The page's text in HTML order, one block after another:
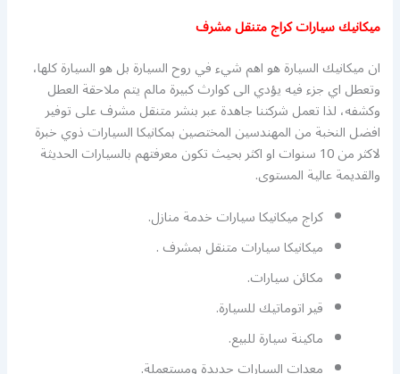
ميكانيك سيارات كراج متنقل مشرف
ان ميكانيك السيارة هو اهم شيء في روح السيارة بل هو السيارة كلها،
وتعطل اي جزء فيه يؤدي الى كوارث كبيرة مالم يتم ملاحقة العطل
وكشفه، لذا تعمل شركتنا جاهدة عبر بنشر متنقل مشرف على توفير
افضل النخبة من المهندسين المختصين بمكانيكا السيارات ذوي خبرة
لاكثر من 10 سنوات او اكثر بحيث تكون معرفتهم بالسيارات الحديثة
والقديمة عالية المستوى.
كراج ميكانيكا سيارات خدمة منازل.
ميكانيكا سيارات متنقل بمشرف .
مكائن سيارات.
قير اتوماتيك للسيارة.
ماكينة سيارة للبيع.